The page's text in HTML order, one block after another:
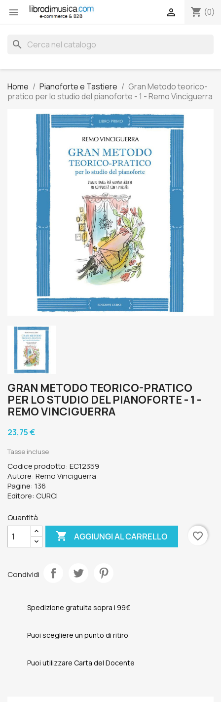
 shopping_cart (0)

search
Home Pianoforte e Tastiere
Gran Metodo teorico-
pratico per lo studio del pianoforte - 1 - Remo Vinciguerra
GRAN METODO TEORICO-PRATICO
PER LO STUDIO DEL PIANOFORTE - 1 -
REMO VINCIGUERRA
23,75 €
Tasse incluse
Codice prodotto: EC12359
Autore: Remo Vinciguerra
Pagine: 136
Editore: CURCI
Quantità
 AGGIUNGI AL CARRELLO favorite_border
Condividi
Spedizione gratuita sopra i 99€
Puoi scegliere un punto di ritiro
Puoi utilizzare Carta del Docente